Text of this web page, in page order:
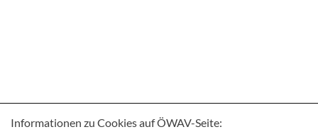
Informationen zu Cookies auf ÖWAV-Seite: